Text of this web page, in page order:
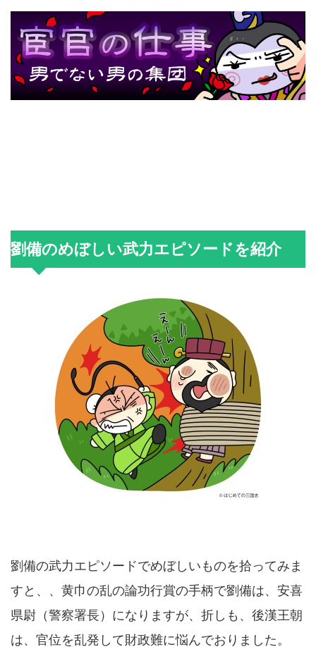
劉備のめぼしい武力エピソードを紹介
劉備の武力エピソードでめぼしいものを拾ってみま
すと、、黄巾の乱の論功行賞の手柄で劉備は、安喜
県尉（警察署長）になりますが、折しも、後漢王朝
は、官位を乱発して財政難に悩んでおりました。